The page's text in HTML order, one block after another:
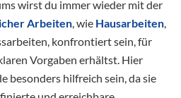
wirst du immer wieder mit der
Arbeiten, wie Hausarbeiten,
konfrontiert sein, für
Vorgaben erhältst. Hier
besonders hilfreich sein, da sie